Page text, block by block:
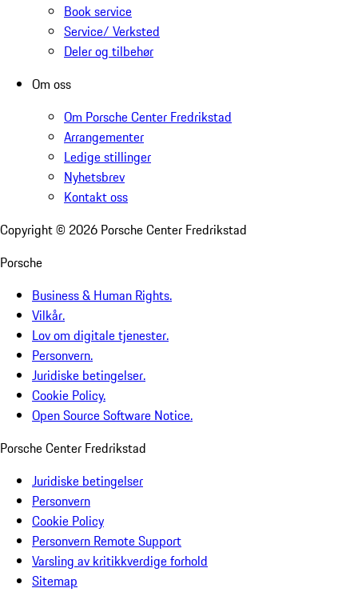
Book service
Service/ Verksted
Deler og tilbehør
Om oss
Om Porsche Center Fredrikstad
Arrangementer
Ledige stillinger
Nyhetsbrev
Kontakt oss
Copyright © 2026 Porsche Center Fredrikstad
Porsche
Business & Human Rights.
Vilkår.
Lov om digitale tjenester.
Personvern.
Juridiske betingelser.
Cookie Policy.
Open Source Software Notice.
Porsche Center Fredrikstad
Juridiske betingelser
Personvern
Cookie Policy
Personvern Remote Support
Varsling av kritikkverdige forhold
Sitemap